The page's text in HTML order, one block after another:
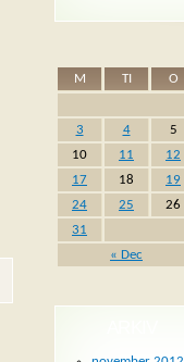
M
TI O
« Dec
3
4 5
10
11 12
17
18 19
24
25 26
31